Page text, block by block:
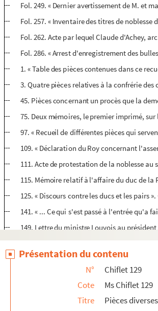
Fol. 249. « Dernier avertissement de M. et
Fol. 257. « Inventaire des titres de
Fol. 262. Acte par lequel Claude d'Achey,
Fol. 286. « Arrest d'enregistrement des
1. « Table des pièces contenues dans ce
3. Quatre pièces relatives à la confrérie des
45. Pièces concernant un procès que la
75. Deux mémoires, le premier imprimé,
97. « Recueil de différentes pièces qui
109. « Déclaration du Roy concernant
111. Acte de protestation de la noblesse
115. Mémoire relatif à l'affaire du duc de
125. « Discours contre les ducs et les pairs
141. « ... Ce qui s'est passé à l'entrée qu'a
149. Lettre du ministre Louvois au
151. « Cérémonial à observer lors de la
155. « Extrait d'un article du cérémonial
159. « Extrait d'une lettre de M. le M. de
161. « Récit de ce qui s'est passé à
165. Conventions adoptées par le
Présentation du contenu
N°
Chiflet 129
Cote
Ms Chiflet 129
Titre
Pièces